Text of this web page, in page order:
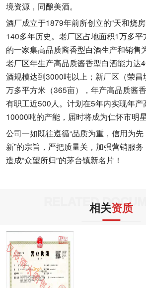
境资源，同酿美酒。
酒厂成立于1879年前所创立的“天和烧
140多年历史。老厂区占地面积1万多
的一家集高品质酱香型白酒生产和销售
老厂区年生产高品质酱香型白酒能力达
酒规模达到3000吨以上；新厂区（荣
万多平方米（365亩），年产高品质酱
有职工近500人。计划在5年内实现年
10000吨的产能，届时将成为仁怀市明星
公司一如既往遵循“品质为重，信用为
新”的宗旨，严把质量关，加强营销服务
造成“众望所归”的茅台镇新名片！
RELATED相关资质